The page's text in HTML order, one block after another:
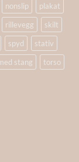
nonslip
plakat
rillevegg
skilt
spyd
stativ
stang
torso